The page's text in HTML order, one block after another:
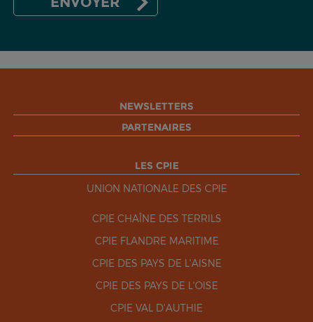
NEWSLETTERS
PARTENAIRES
LES CPIE
UNION NATIONALE DES CPIE
CPIE CHAÎNE DES TERRILS
CPIE FLANDRE MARITIME
CPIE DES PAYS DE L'AISNE
CPIE DES PAYS DE L'OISE
CPIE VAL D'AUTHIE